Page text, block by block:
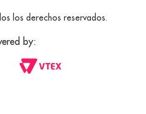
los derechos reservados.
by: